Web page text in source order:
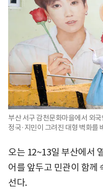
부산 서구 감천문화마을에서 외
정국·지민이 그려진 대형 벽화를
오는 12~13일 부산에서
어를 앞두고 민관이 함께
선다.